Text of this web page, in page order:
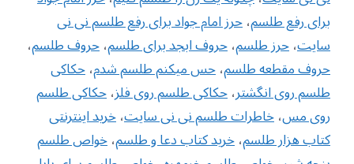
برای رفع طلسم،حرز امام جواد برای رفع طلسم نی نی
سایت،حرز طلسم،حروف ابجد برای طلسم،حروف طلسم،
حروف مقطعه طلسم،حس میکنم طلسم شدم،حکاکی
طلسم روی انگشتر،حکاکی طلسم روی فلز،حکاکی طلسم
روی مس،خاطرات طلسم نی نی سایت،خرید اینترنتی
کتاب هزار طلسم،خرید کتاب دعا و طلسم،خواص طلسم